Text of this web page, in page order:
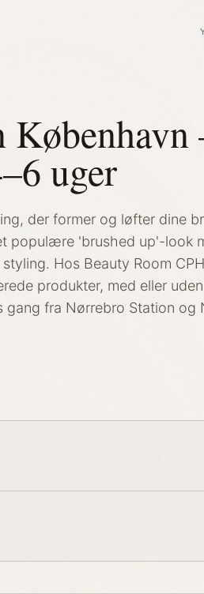
uger
der former og løfter dine
populære 'brushed up'-look
Hos Beauty Room
produkter, med eller
fra Nørrebro Station og